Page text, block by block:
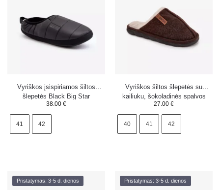
Vyriškos įsispiriamos šiltos
šlepetės Black Big Star
KK174363
38.00 €
41 42
Vyriškos šiltos šlepetės su
kailiuku, šokoladinės spalvos
Darielle
27.00 €
40 41 42
Pristatymas: 3-5 d. dienos Pristatymas: 3-5 d. dienos